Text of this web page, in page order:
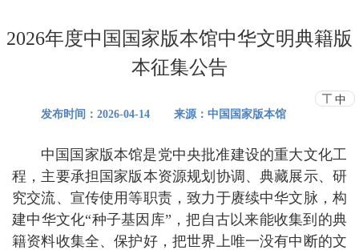
2026年度中国国家版本馆中华文明典籍版
本征集公告
中
发布时间： 2026-04-14 来源：中国国家版本馆
中国国家版本馆是党中央批准建设的重大文化工
程，主要承担国家版本资源规划协调、典藏展示、研
究交流、宣传使用等职责，致力于赓续中华文脉，构
建中华文化“种子基因库”，把自古以来能收集到的典
籍资料收集全、保护好，把世界上唯一没有中断的文